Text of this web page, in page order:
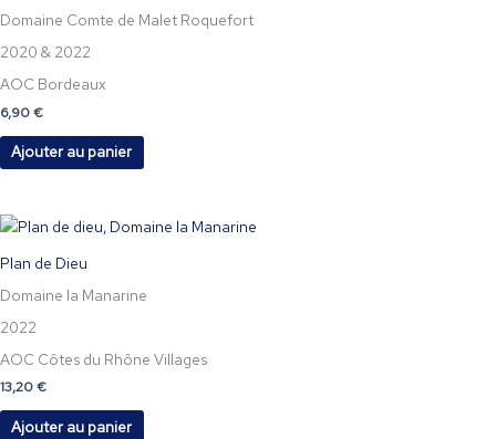
Domaine Comte de Malet Roquefort
2020 & 2022
AOC Bordeaux
6,90€
Ajouter au panier
Plan de Dieu
Domaine la Manarine
2022
AOC Côtes du Rhône Villages
13,20€
Ajouter au panier